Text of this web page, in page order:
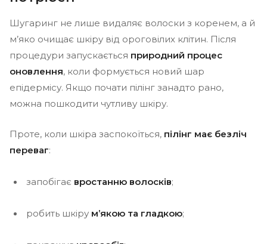
Шугаринг не лише видаляє волоски з коренем, а й
м’яко очищає шкіру від ороговілих клітин. Після
процедури запускається природний процес
оновлення, коли формується новий шар
епідермісу. Якщо почати пілінг занадто рано,
можна пошкодити чутливу шкіру.
Проте, коли шкіра заспокоїться, пілінг має безліч
переваг:
запобігає вростанню волосків;
робить шкіру м’якою та гладкою;